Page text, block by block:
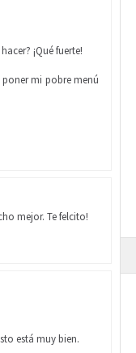
¡Qué fuerte!
mi pobre menú
mejor. Te felcito!
está muy bien.